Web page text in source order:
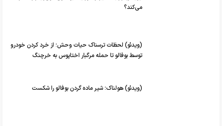
می‌کند؟
(ویدئو) لحظات ترسناک حیات وحش؛ از خرد کردن خودرو
توسط بوفالو تا حمله مرگبار اختاپوس به خرچنگ
(ویدئو) هولناک؛ شیر ماده گردن بوفالو را شکست